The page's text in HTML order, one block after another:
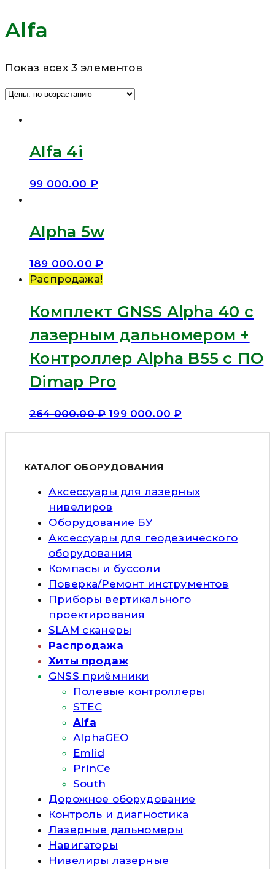
Alfa
Показ всех 3 элементов
Alfa 4i
99 000.00 ₽
Alpha 5w
189 000.00 ₽
Распродажа!
Комплект GNSS Alpha 40 с
лазерным дальномером +
Контроллер Alpha B55 c ПО
Dimap Pro
264 000.00₽ 199 000.00₽
КАТАЛОГ ОБОРУДОВАНИЯ
Аксессуары для лазерных
нивелиров
Оборудование БУ
Аксессуары для геодезического
оборудования
Компасы и буссоли
Поверка/Ремонт инструментов
Приборы вертикального
проектирования
SLAM сканеры
Распродажа
Хиты продаж
GNSS приёмники
Полевые контроллеры
STEC
Alfa
AlphaGEO
Emlid
PrinCe
South
Дорожное оборудование
Контроль и диагностика
Лазерные дальномеры
Навигаторы
Нивелиры лазерные